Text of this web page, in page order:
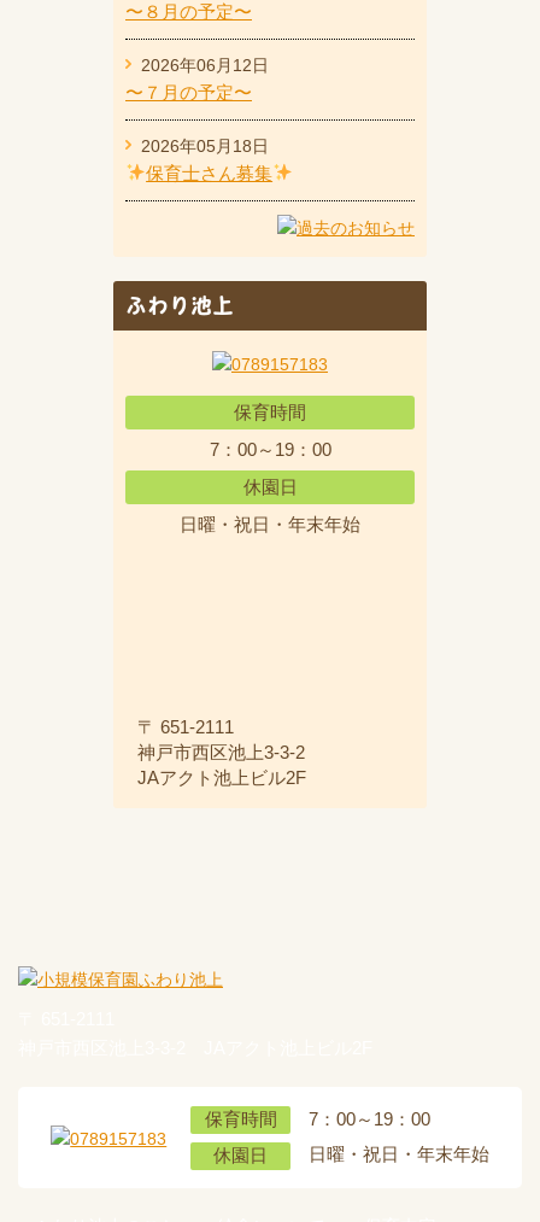
〜８月の予定〜
2026年06月12日
〜７月の予定〜
2026年05月18日
保育士さん募集
ふわり池上
保育時間
7：00～19：00
休園日
日曜・祝日・年末年始
〒 651-2111
神戸市西区池上3-3-2
JAアクト池上ビル2F
保育時間
7：00～19：00
休園日
日曜・祝日・年末年始